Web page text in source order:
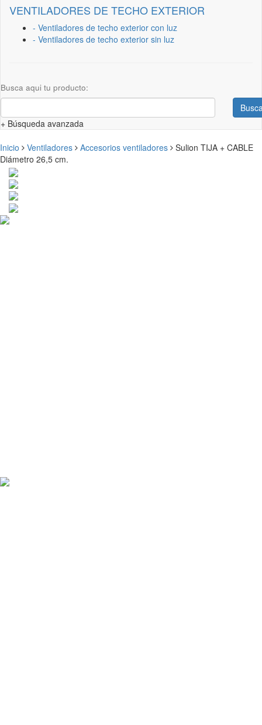
VENTILADORES DE TECHO EXTERIOR
- Ventiladores de techo exterior con luz
- Ventiladores de techo exterior sin luz
Busca aqui tu producto:
+ Búsqueda avanzada
Inicio Ventiladores Accesorios ventiladores
Sulion TIJA + CABLE
Diámetro 26,5 cm.